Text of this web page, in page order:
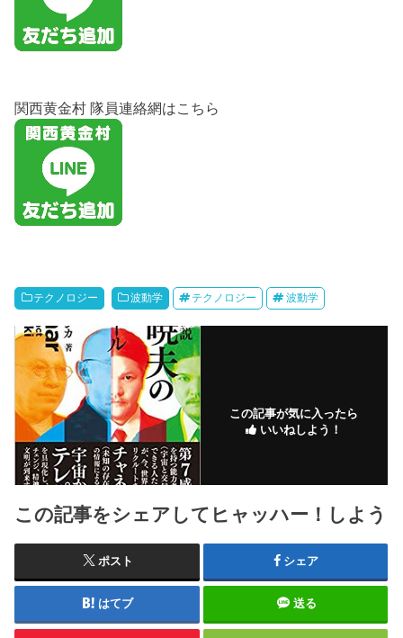
関西黄金村 隊員連絡網はこちら
テクノロジー 波動学 テクノロジー 波動学
この記事が気に入ったら
いいねしよう！
この記事をシェアしてヒャッハー！しよう
ポスト シェア
はてブ 送る